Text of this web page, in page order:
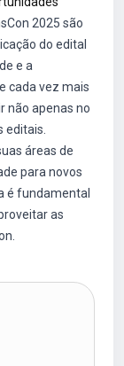
2025 são
do edital
e a
cada vez mais
não apenas no
áreas de
para novos
é fundamental
as